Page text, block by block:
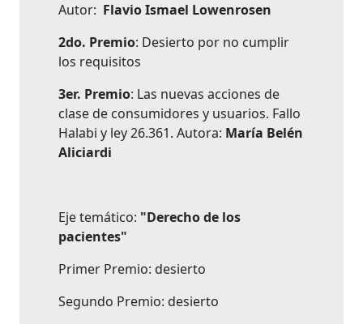
Autor: Flavio Ismael Lowenrosen
2do. Premio: Desierto por no cumplir
los requisitos
3er. Premio: Las nuevas acciones de
clase de consumidores y usuarios. Fallo
Halabi y ley 26.361. Autora: María Belén
Aliciardi
Eje temático: "Derecho de los
pacientes"
Primer Premio: desierto
Segundo Premio: desierto